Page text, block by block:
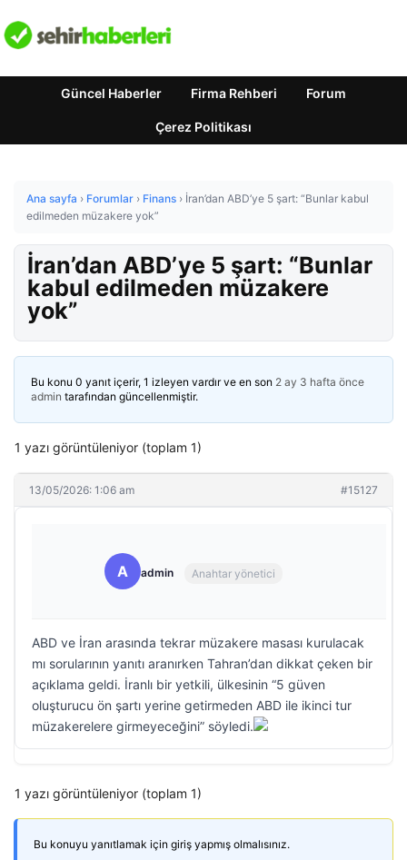
Güncel Haberler Firma Rehberi Forum
Çerez Politikası
Ana sayfa › Forumlar › Finans › İran’dan ABD’ye 5 şart: “Bunlar kabul
edilmeden müzakere yok”
İran’dan ABD’ye 5 şart: “Bunlar
kabul edilmeden müzakere
yok”
Bu konu 0 yanıt içerir, 1 izleyen vardır ve en son 2 ay 3 hafta önce
admin tarafından güncellenmiştir.
1 yazı görüntüleniyor (toplam 1)
13/05/2026: 1:06 am #15127
A admin Anahtar yönetici
ABD ve İran arasında tekrar müzakere masası kurulacak
mı sorularının yanıtı aranırken Tahran’dan dikkat çeken bir
açıklama geldi. İranlı bir yetkili, ülkesinin “5 güven
oluşturucu ön şartı yerine getirmeden ABD ile ikinci tur
müzakerelere girmeyeceğini” söyledi.
1 yazı görüntüleniyor (toplam 1)
Bu konuyu yanıtlamak için giriş yapmış olmalısınız.